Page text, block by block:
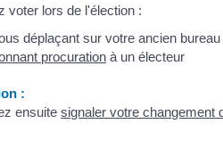
voter lors de l'élection :
déplaçant sur votre ancien
procuration à un électeur
:
ensuitesignaler votre changement